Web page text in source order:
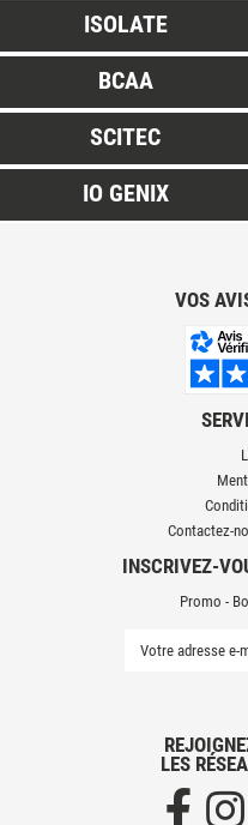
ISOLATE
BCAA
SCITEC
IO GENIX
VOS
Contactez-
INSCRIVEZ-
Promo -
LES